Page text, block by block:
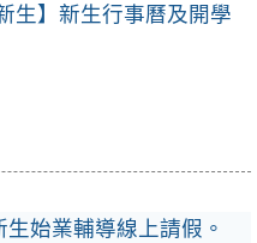
生】新生行事曆及開學
生始業輔導線上請假。